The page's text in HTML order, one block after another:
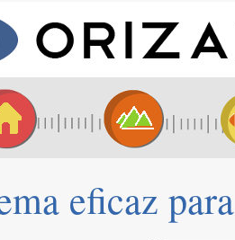
eficaz